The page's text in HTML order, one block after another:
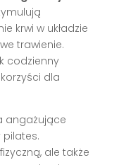
krwi w układzie
trawienie.
codzienny
dla
angażujące
pilates.
ale także